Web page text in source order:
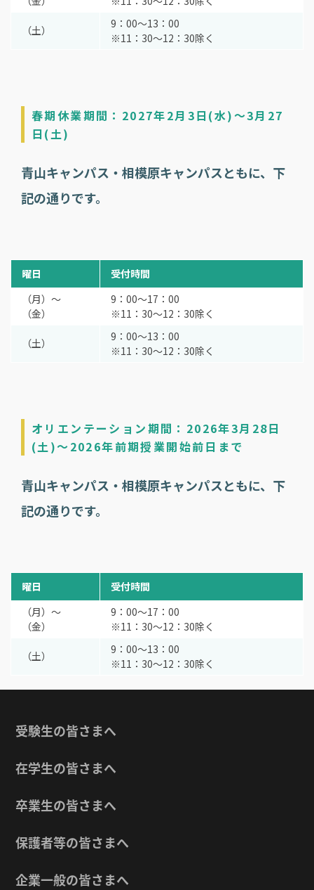
（土）
9：00～13：00
※11：30～12：30除く
春期休業期間：2027年2月3日(水)～3月27
日(土)
青山キャンパス・相模原キャンパスともに、下
記の通りです。
曜日
受付時間
（月）～
（金）
9：00～17：00
※11：30～12：30除く
（土）
9：00～13：00
※11：30～12：30除く
オリエンテーション期間：2026年3月28日
(土)～2026年前期授業開始前日まで
青山キャンパス・相模原キャンパスともに、下
記の通りです。
曜日
受付時間
（月）～
（金）
9：00～17：00
※11：30～12：30除く
（土）
9：00～13：00
※11：30～12：30除く
受験生の皆さまへ
在学生の皆さまへ
卒業生の皆さまへ
保護者等の皆さまへ
企業一般の皆さまへ